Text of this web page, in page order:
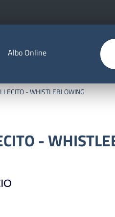
Albo Online
- WHISTLEBLOWING
-